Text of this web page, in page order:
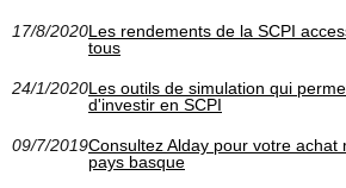
17/8/2020Les rendements de la SCPI
tous
24/1/2020Les outils de simulation qui
d'investir en SCPI
09/7/2019Consultez Alday pour votre achat
pays basque